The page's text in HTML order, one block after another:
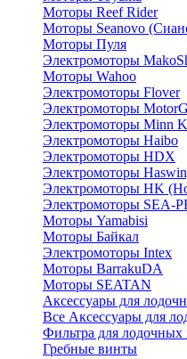
Моторы Reef Rider
Моторы Seanovo
Моторы Пуля
Электромоторы
Моторы Wahoo
Электромоторы Flover
Электромоторы
Электромоторы Minn
Электромоторы Haibo
Электромоторы HDX
Электромоторы
Электромоторы HK
Электромоторы SEA-
Моторы Yamabisi
Моторы Байкал
Электромоторы Intex
Моторы BarrakuDA
Моторы SEATAN
Аксессуары для
Все Аксессуары для
Фильтра для лодочных
Гребные винты